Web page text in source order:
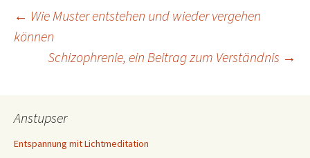
Beitragsnavigation
← Wie Muster entstehen und wieder vergehen
können
Schizophrenie, ein Beitrag zum Verständnis →
Anstupser
Entspannung mit Lichtmeditation